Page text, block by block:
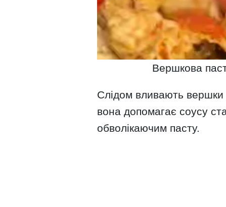
Вершкова
Слідом вливають вершки
вона допомагає соусу
обволікаючим пасту.